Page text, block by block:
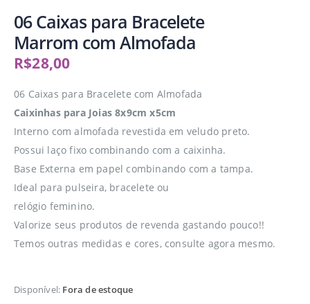
06 Caixas para Bracelete
Marrom com Almofada
R$28,00
06 Caixas para Bracelete com Almofada
Caixinhas para Joias 8x9cm x5cm
Interno com almofada revestida em veludo preto.
Possui laço fixo combinando com a caixinha.
Base Externa em papel combinando com a tampa.
Ideal para pulseira, bracelete ou
relógio feminino.
Valorize seus produtos de revenda gastando pouco!!
Temos outras medidas e cores, consulte agora mesmo.
Disponível: Fora de estoque